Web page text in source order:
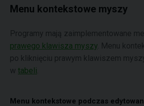
Menu kontekstowe myszy
Programy mają zaimplementowane
prawego klawisza myszy . Menu
po kliknięciu prawym klawiszem
w tabeli
Menu kontekstowe podczas